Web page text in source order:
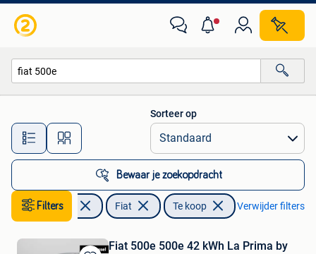
Alle afstanden…
Sorteer op
Bewaar je zoekopdracht
Filters
Auto's Fiat Te koop Verwijder filters
Fiat 500e 500e 42 kWh La Prima by